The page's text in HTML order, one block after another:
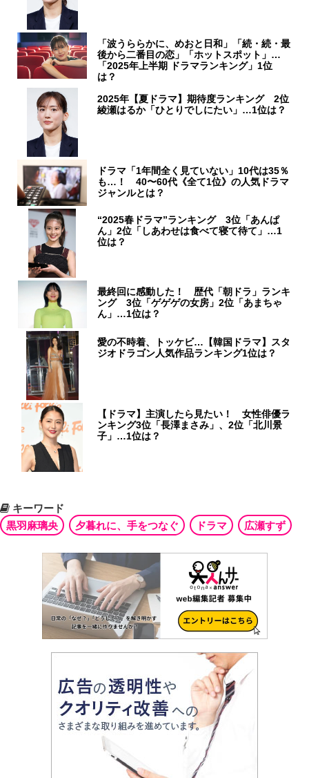
「波うららかに、めおと日和」「続・続・最
後から二番目の恋」「ホットスポット」…
「2025年上半期 ドラマランキング」1位
は？
2025年【夏ドラマ】期待度ランキング 2位
綾瀬はるか「ひとりでしにたい」…1位は？
ドラマ「1年間全く見ていない」10代は35％
も…！ 40〜60代《全て1位》の人気ドラマ
ジャンルとは？
“2025春ドラマ”ランキング 3位「あんぱ
ん」2位「しあわせは食べて寝て待て」…1
位は？
最終回に感動した！ 歴代「朝ドラ」ランキ
ング 3位「ゲゲゲの女房」2位「あまちゃ
ん」…1位は？
愛の不時着、トッケビ…【韓国ドラマ】スタ
ジオドラゴン人気作品ランキング1位は？
【ドラマ】主演したら見たい！ 女性俳優ラ
ンキング3位「長澤まさみ」、2位「北川景
子」…1位は？
キーワード
黒羽麻璃央
夕暮れに、手をつなぐ ドラマ 広瀬すず